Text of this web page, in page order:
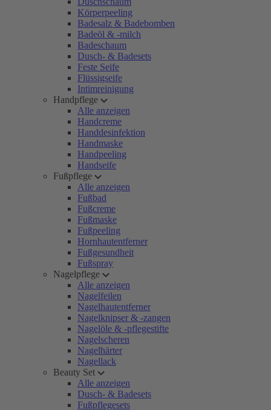
Körperpeeling
Badesalz & Badebomben
Badeöl & -milch
Badeschaum
Dusch- & Badesets
Feste Seife
Flüssigseife
Intimreinigung
Handpflege
Alle anzeigen
Handcreme
Handdesinfektion
Handmaske
Handpeeling
Handseife
Fußpflege
Alle anzeigen
Fußbad
Fußcreme
Fußmaske
Fußpeeling
Hornhautentferner
Fußgesundheit
Fußspray
Nagelpflege
Alle anzeigen
Nagelfeilen
Nagelhautentferner
Nagelknipser & -zangen
Nagelöle & -pflegestifte
Nagelscheren
Nagelhärter
Nagellack
Beauty Set
Alle anzeigen
Dusch- & Badesets
Fußpflegesets